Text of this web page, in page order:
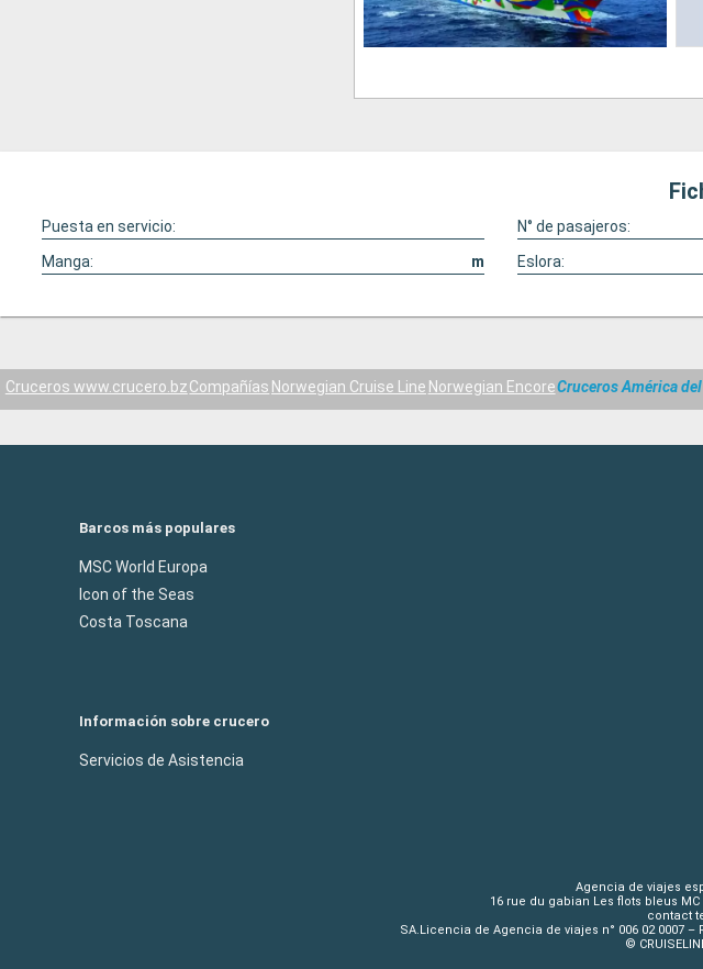
Puesta en servicio: N° de pasajeros:
Manga:
m Eslora:
Cruceros www.crucero.bzCompañías Norwegian Cruise Line Norwegian EncoreCruceros América
Barcos más populares
MSC World Europa
Icon of the Seas
Costa Toscana
Información sobre crucero
Servicios de Asistencia
Agencia de viajes
16 rue du gabian Les flots bleus
contact
SA.Licencia de Agencia de viajes n° 006 02 0007 –
©